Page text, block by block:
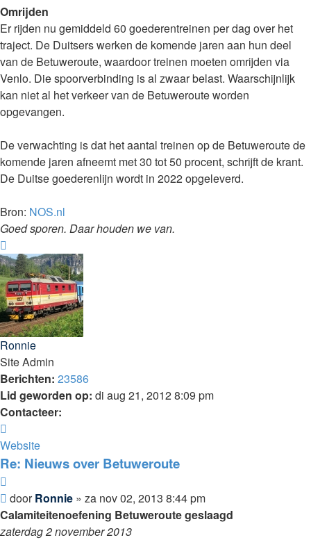
Omrijden
Er rijden nu gemiddeld 60 goederentreinen per dag over het
traject. De Duitsers werken de komende jaren aan hun deel
van de Betuweroute, waardoor treinen moeten omrijden via
Venlo. Die spoorverbinding is al zwaar belast. Waarschijnlijk
kan niet al het verkeer van de Betuweroute worden
opgevangen.
De verwachting is dat het aantal treinen op de Betuweroute de
komende jaren afneemt met 30 tot 50 procent, schrijft de krant.
De Duitse goederenlijn wordt in 2022 opgeleverd.
Bron: NOS.nl
Goed sporen. Daar houden we van.
Ronnie
Site Admin
Berichten: 23586
Lid geworden op: di aug 21, 2012 8:09 pm
Contacteer:
Ronnie
Website
Re: Nieuws over Betuweroute
Bericht
doorRonnie » za nov 02, 2013 8:44 pm
Calamiteitenoefening Betuweroute geslaagd
zaterdag 2 november 2013